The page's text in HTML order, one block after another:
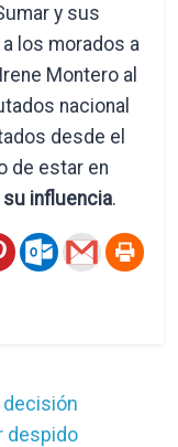
y sus
los morados a
Montero al
nacional
desde el
de estar en
influencia.
decisión
despido